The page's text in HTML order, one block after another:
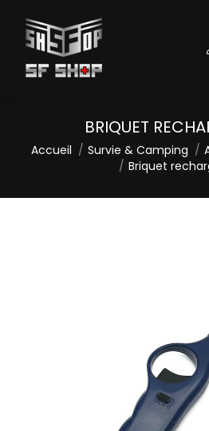
BRIQUET
Vous êtes ici :
Accueil Survie & Camping
Briquet